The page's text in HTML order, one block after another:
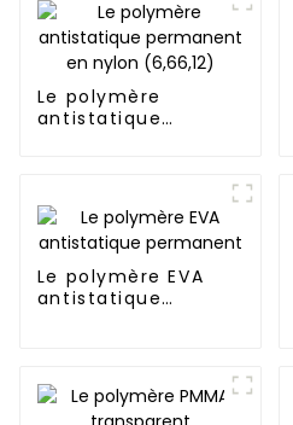
Le polymère
antistatique
Le polymère EVA
antistatique